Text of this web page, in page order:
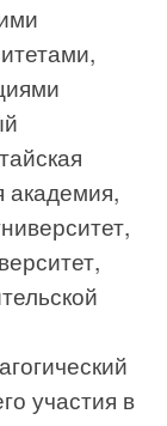
академия,
участия в